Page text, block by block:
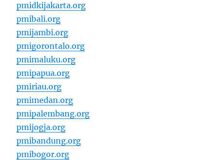
pmidkijakarta.org
pmibali.org
pmijambi.org
pmigorontalo.org
pmimaluku.org
pmipapua.org
pmiriau.org
pmimedan.org
pmipalembang.org
pmijogja.org
pmibandung.org
pmibogor.org